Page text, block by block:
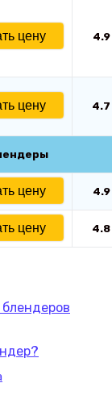
цену 4.9
цену
цену
цену